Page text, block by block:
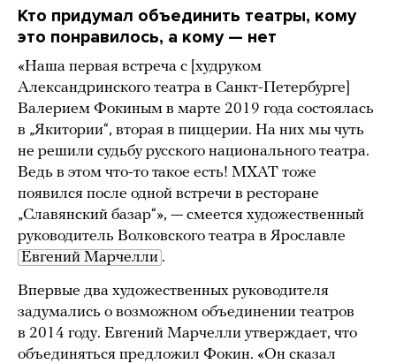
Кто придумал объединить театры, кому
это понравилось, а кому — нет
«Наша первая встреча с [худруком
Александринского театра в Санкт-Петербурге]
Валерием Фокиным в марте 2019 года состоялась
в „Якитории“, вторая в пиццерии. На них мы чуть
не решили судьбу русского национального театра.
Ведь в этом что-то такое есть! МХАТ тоже
появился после одной встречи в ресторане
„Славянский базар“», — смеется художественный
руководитель Волковского театра в Ярославле
Евгений Марчелли .
Впервые два художественных руководителя
задумались о возможном объединении театров
в 2014 году. Евгений Марчелли утверждает, что
объединяться предложил Фокин. «Он сказал